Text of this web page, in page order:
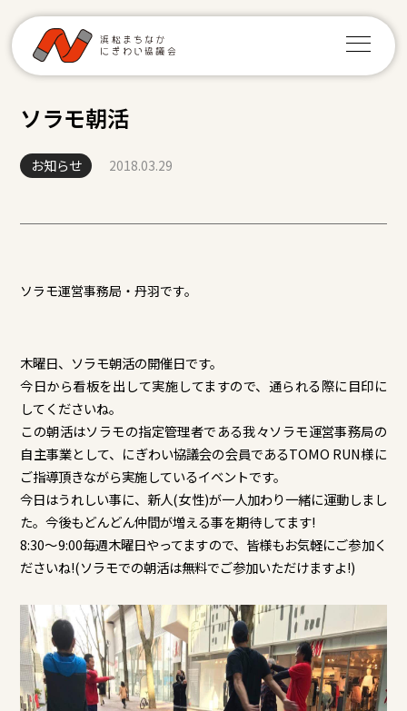
ソラモ朝活
お知らせ 2018.03.29
ソラモ運営事務局・丹羽です。
木曜日、ソラモ朝活の開催日です。
今日から看板を出して実施してますので、通られる際に目印に
してくださいね。
この朝活はソラモの指定管理者である我々ソラモ運営事務局の
自主事業として、にぎわい協議会の会員であるTOMO RUN様に
ご指導頂きながら実施しているイベントです。
​今日はうれしい事に、新人(女性)が一人加わり一緒に運動しまし
た。今後もどんどん仲間が増える事を期待してます!
8:30～9:00毎週木曜日やってますので、皆様もお気軽にご参加く
ださいね!(ソラモでの朝活は無料でご参加いただけますよ!)